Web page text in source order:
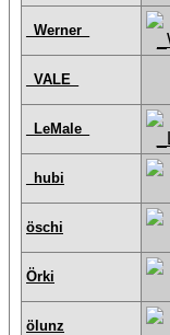
_Werner_
_VALE_
_LeMale_
_hubi
öschi
Örki
ölunz